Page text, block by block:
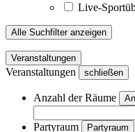
Live-
Alle Suchfilter anzeigen
Veranstaltungen
Veranstaltungen schließen
Anzahl der Räume
Partyraum Partyraum